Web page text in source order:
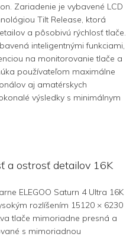
Zariadenie je vybavené LCD
Tilt Release, ktorá
a pôsobivú rýchlosť tlače.
inteligentnými funkciami,
na monitorovanie tlače a
používateľom maximálne
aj amatérskych
výsledky s minimálnym
a ostrosť detailov 16K
ELEGOO Saturn 4 Ultra 16K
rozlíšením 15120 × 6230
tlače mimoriadne presná a
s mimoriadnou